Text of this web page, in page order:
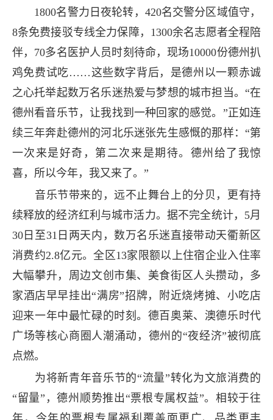
1800名警力日夜轮转，420名交警分区域值守，
8条免费接驳专线全力保障，1300余名志愿者全程陪
伴，70多名医护人员时刻待命，现场10000份德州扒
鸡免费试吃……这些数字背后，是德州以一颗赤诚
之心托举起数万名乐迷热爱与梦想的城市担当。“在
德州看音乐节，让我找到一种回家的感觉。”正如连
续三年奔赴德州的河北乐迷张先生感慨的那样：“第
一次来是好奇，第二次来是期待。德州给了我惊
喜，所以今年，我又来了。”
音乐节带来的，远不止舞台上的分贝，更有持
续释放的经济红利与城市活力。据不完全统计，5月
30日至31日两天内，数万名乐迷直接带动天衢新区
消费约2.8亿元。全区13家限额以上住宿企业入住率
大幅攀升，周边文创市集、美食街区人头攒动，多
家酒店早早挂出“满房”招牌，附近烧烤摊、小吃店
迎来一年中最忙碌的时刻。德百奥莱、澳德乐时代
广场等核心商圈人潮涌动，德州的“夜经济”被彻底
点燃。
为将新青年音乐节的“流量”转化为文旅消费的
“留量”，德州顺势推出“票根专属权益”。相较于往